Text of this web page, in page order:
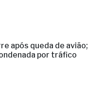
após queda de avião;
por tráfico